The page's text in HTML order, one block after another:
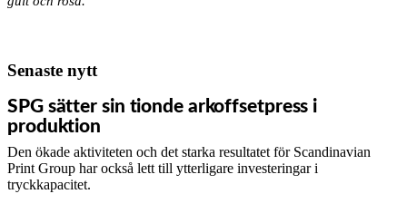
Senaste nytt
SPG sätter sin tionde arkoffsetpress i
produktion
Den ökade aktiviteten och det starka resultatet för Scandinavian
Print Group har också lett till ytterligare investeringar i
tryckkapacitet.